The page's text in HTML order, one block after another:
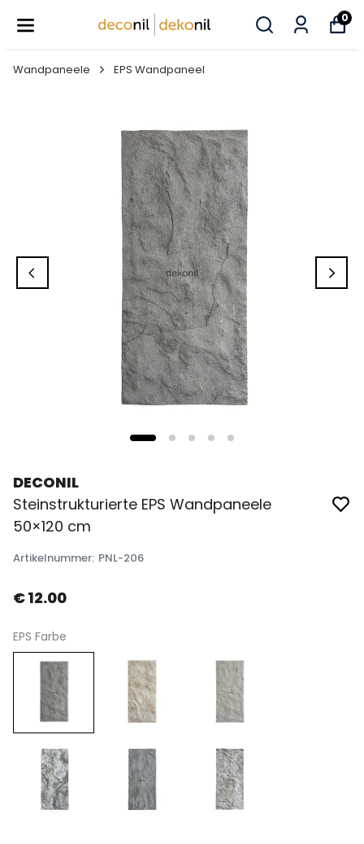
0
Wandpaneele EPS Wandpaneel
DECONIL
Steinstrukturierte EPS Wandpaneele
50×120 cm
Artikelnummer: PNL-206
€ 12.00
EPS Farbe